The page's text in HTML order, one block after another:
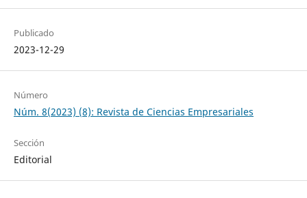
Publicado
2023-12-29
Número
Núm. 8(2023) (8): Revista de Ciencias Empresariales
Sección
Editorial